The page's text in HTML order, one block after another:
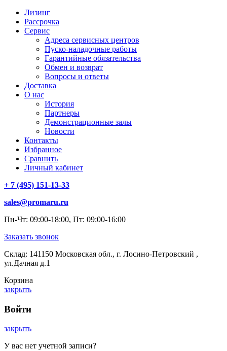
Лизинг
Рассрочка
Сервис
Адреса сервисных центров
Пуско-наладочные работы
Гарантийные обязательства
Обмен и возврат
Вопросы и ответы
Доставка
О нас
История
Партнеры
Демонстрационные залы
Новости
Контакты
Избранное
Сравнить
Личный кабинет
+ 7 (495) 151-13-33
sales@promaru.ru
Пн-Чт: 09:00-18:00, Пт: 09:00-16:00
Заказать звонок
Склад: 141150 Московская обл., г. Лосино-Петровский ,
ул.Дачная д.1
Корзина
закрыть
Войти
закрыть
У вас нет учетной записи?